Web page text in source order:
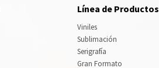
Línea de Productos
Viniles
Sublimación
Serigrafía
Gran Formato